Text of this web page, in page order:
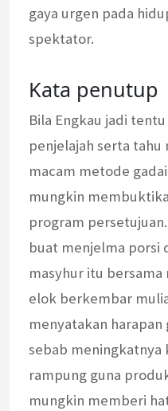
gaya urgen pada
spektator.
Kata penutup
Bila Engkau jadi
penjelajah serta
macam metode
mungkin
program
buat menjelma porsi
masyhur itu
elok berkembar
menyatakan
sebab meningkatnya
rampung guna
mungkin memberi